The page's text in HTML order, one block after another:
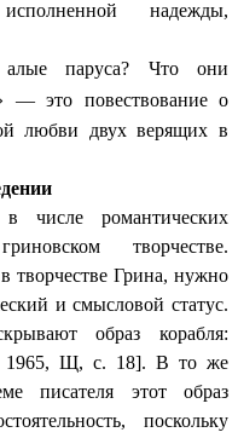
надежды,
Что они
— это повествование о
любви двух верящих в
романтических
творчестве.
творчестве Грина, нужно
и смысловой статус.
образ корабля:
1965, Щ, с. 18]. В то же
писателя этот образ
поскольку